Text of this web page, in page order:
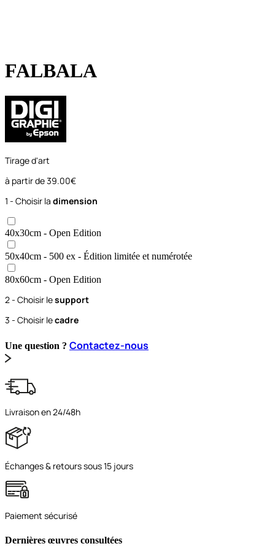
FALBALA
Tirage d'art
à partir de39.00€
1 - Choisir la dimension
40x30cm - Open Edition
50x40cm - 500 ex - Édition limitée et numérotée
80x60cm - Open Edition
2 - Choisir lesupport
3 - Choisir lecadre
Une question ? Contactez-nous
Livraison en 24/48h
Échanges & retours sous 15 jours
Paiement sécurisé
Dernières œuvres consultées